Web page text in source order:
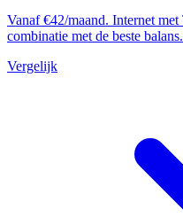
Vanaf €42/maand. Internet
combinatie met de beste balans.
Vergelijk